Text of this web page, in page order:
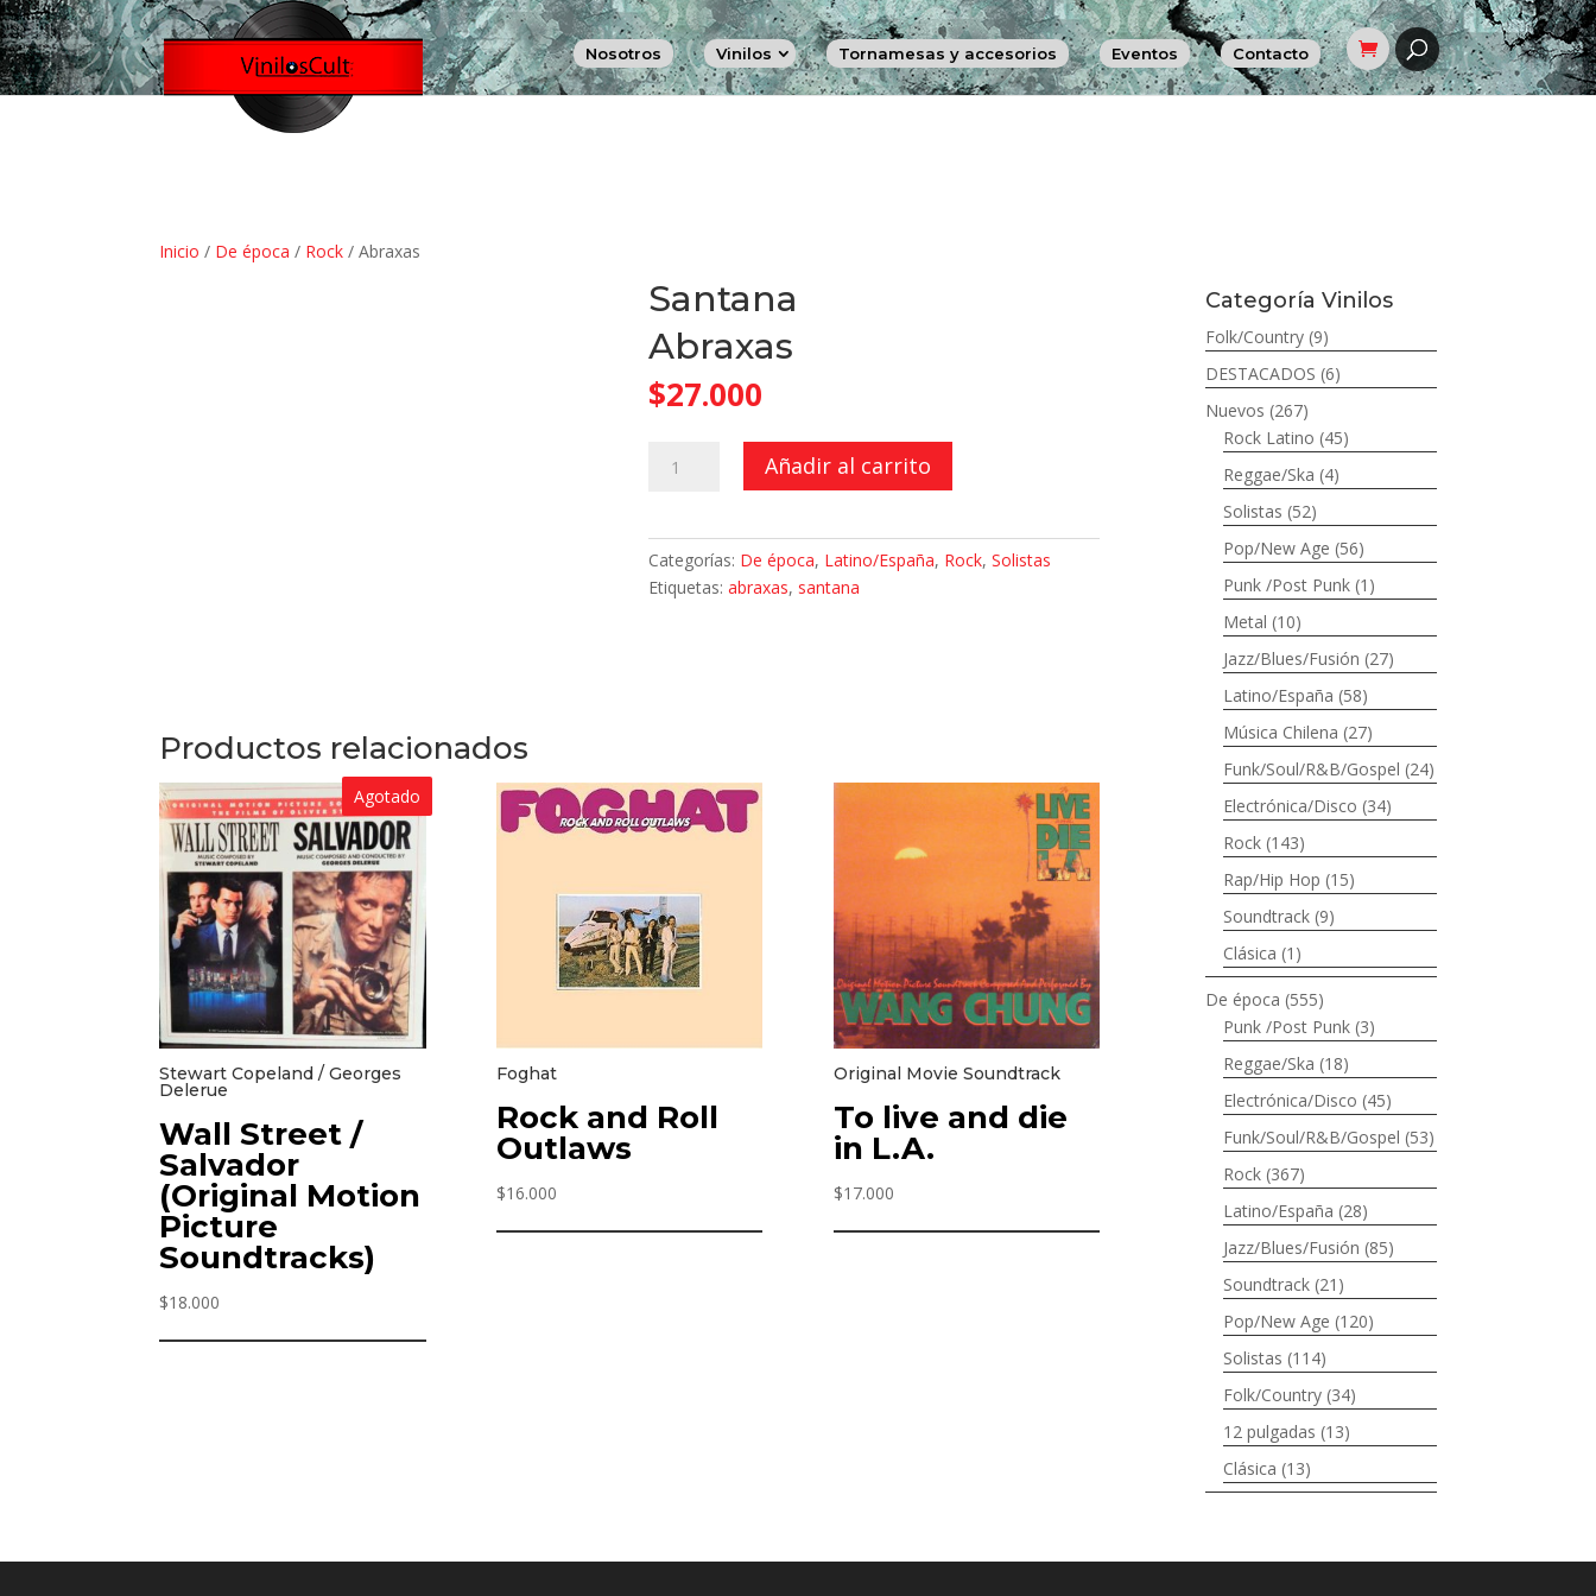
Nosotros Vinilos Tornamesas y accesorios Eventos Contacto
Inicio / De época / Rock / Abraxas
Santana
Abraxas
$27.000
cantidad
Añadir al carrito
Categorías: De época, Latino/España, Rock,Solistas
Etiquetas:abraxas, santana
Productos relacionados
Agotado
Stewart Copeland / Georges
Delerue
Wall Street /
Salvador
(Original Motion
Picture
Soundtracks)
$18.000
Foghat
Rock and Roll
Outlaws
$16.000
Original Movie Soundtrack
To live and die
in L.A.
$17.000
Categoría Vinilos
Folk/Country (9)
DESTACADOS (6)
Nuevos (267)
Rock Latino (45)
Reggae/Ska (4)
Solistas (52)
Pop/New Age (56)
Punk /Post Punk (1)
Metal (10)
Jazz/Blues/Fusión (27)
Latino/España (58)
Música Chilena (27)
Funk/Soul/R&B/Gospel (24)
Electrónica/Disco (34)
Rock (143)
Rap/Hip Hop (15)
Soundtrack (9)
Clásica (1)
De época (555)
Punk /Post Punk (3)
Reggae/Ska (18)
Electrónica/Disco (45)
Funk/Soul/R&B/Gospel (53)
Rock (367)
Latino/España (28)
Jazz/Blues/Fusión (85)
Soundtrack (21)
Pop/New Age (120)
Solistas (114)
Folk/Country (34)
12 pulgadas (13)
Clásica (13)